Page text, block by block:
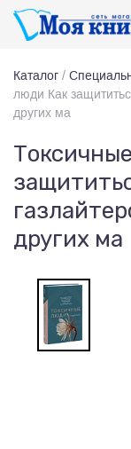
Каталог /
люди Как
других ма
других ма